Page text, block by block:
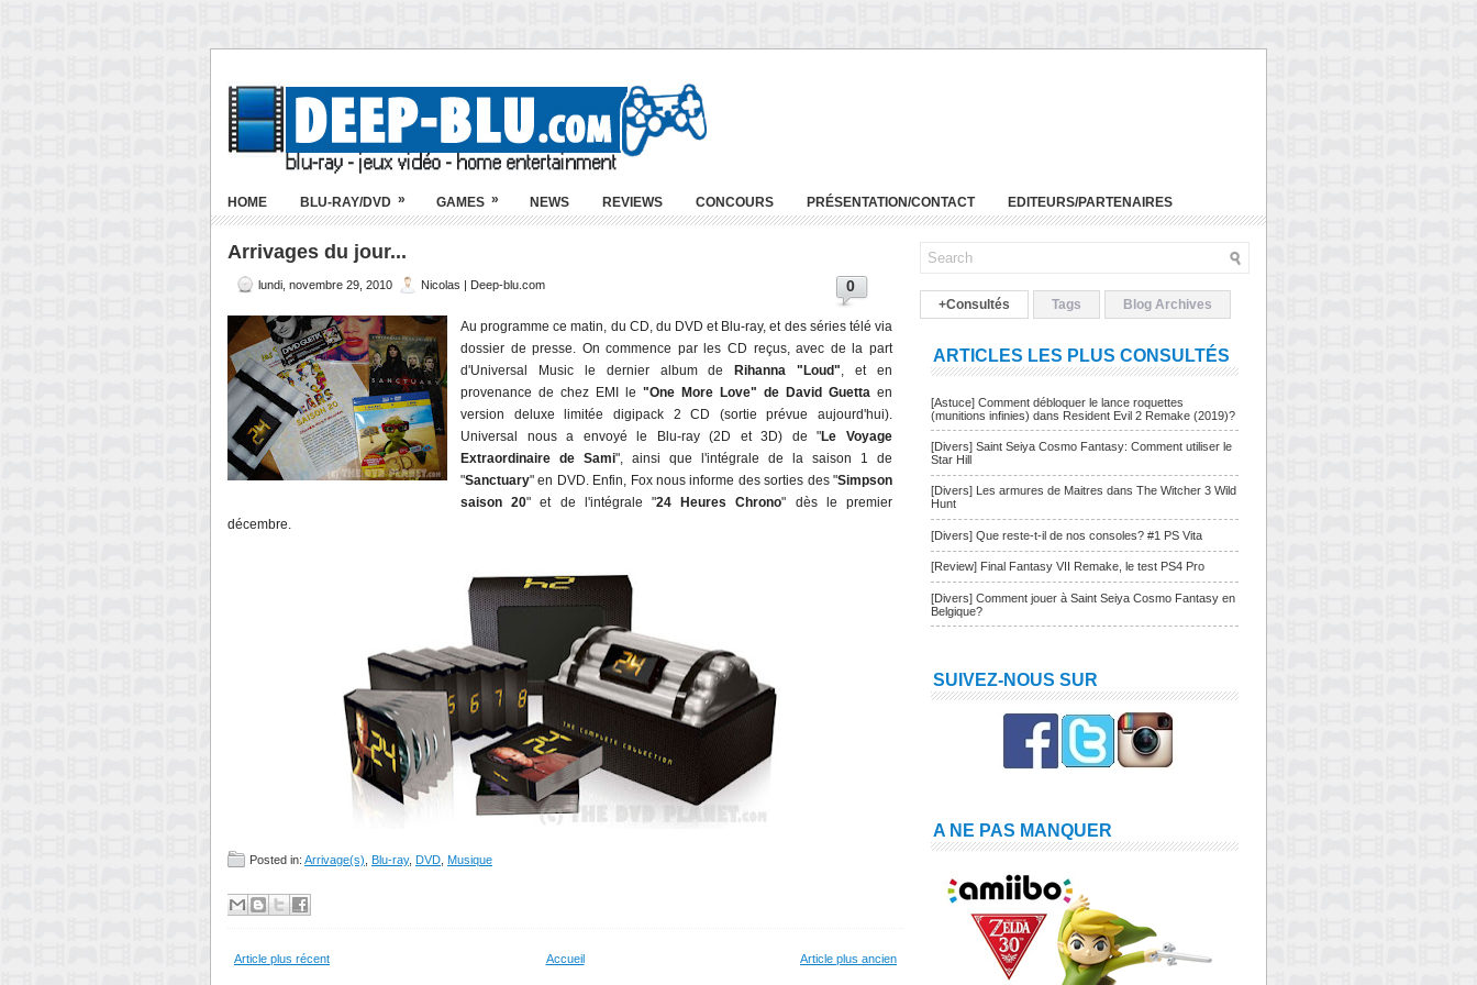
HOME BLU-RAY/DVD » GAMES » NEWS REVIEWS CONCOURS PRÉSENTATION/CONTACT EDITEURS/PARTENAIRES
Arrivages du jour...
lundi, novembre 29, 2010 Nicolas | Deep-blu.com 0
Au programme ce matin, du CD, du DVD et Blu-ray, et des séries télé via
dossier de presse. On commence par les CD reçus, avec de la part
d'Universal Music le dernier album de
Rihanna "Loud", et en
provenance de chez EMI le "One More Love" de David Guetta en
version deluxe limitée digipack 2 CD (sortie prévue aujourd'hui).
Universal nous a envoyé le Blu-ray (2D et 3D) de "Le Voyage
Extraordinaire de Sami", ainsi que l'intégrale de la saison 1 de
"Sanctuary" en DVD. Enfin, Fox nous informe des sorties des "Simpson
saison 20" et de l'intégrale "24 Heures Chrono" dès le premier
décembre.
Posted in: Arrivage(s) Blu-ray, DVD Musique
Article plus récent Article plus ancien
Accueil
+Consultés Tags Blog Archives
ARTICLES LES PLUS CONSULTÉS
[Astuce] Comment débloquer le lance roquettes
(munitions infinies) dans Resident Evil 2 Remake (2019)?
[Divers] Saint Seiya Cosmo Fantasy: Comment utiliser le
Star Hill
[Divers] Les armures de Maitres dans The Witcher 3 Wild
Hunt
[Divers] Que reste-t-il de nos consoles? #1 PS Vita
[Review] Final Fantasy VII Remake, le test PS4 Pro
[Divers] Comment jouer à Saint Seiya Cosmo Fantasy en
Belgique?
SUIVEZ-NOUS SUR
A NE PAS MANQUER